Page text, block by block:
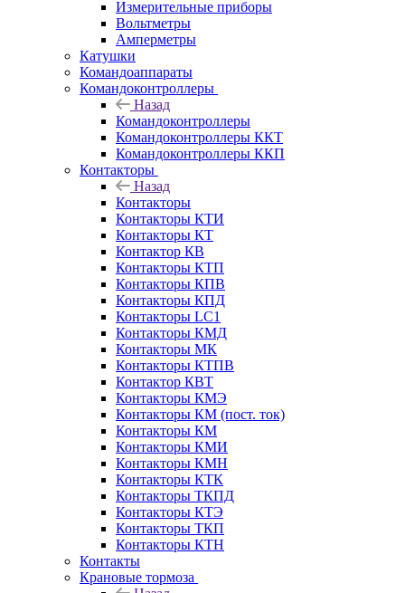
Измерительные приборы
Вольтметры
Амперметры
Катушки
Командоаппараты
Командоконтроллеры
Назад
Командоконтроллеры
Командоконтроллеры ККТ
Командоконтроллеры ККП
Контакторы
Назад
Контакторы
Контакторы КТИ
Контакторы КТ
Контактор КВ
Контакторы КТП
Контакторы КПВ
Контакторы КПД
Контакторы LC1
Контакторы КМД
Контакторы МК
Контакторы КТПВ
Контактор КВТ
Контакторы КМЭ
Контакторы КМ (пост. ток)
Контакторы КМ
Контакторы КМИ
Контакторы КМН
Контакторы КТК
Контакторы ТКПД
Контакторы КТЭ
Контакторы ТКП
Контакторы КТН
Контакты
Крановые тормоза